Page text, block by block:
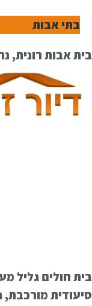
בתי אבות
בית אבות רונית,
בית חולים גליל
סיעודית מורכבת,